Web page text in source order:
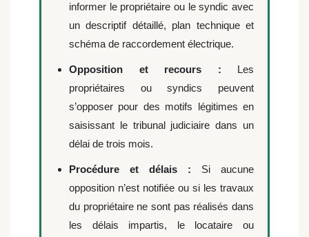
informer le propriétaire ou le syndic avec
un descriptif détaillé, plan technique et
schéma de raccordement électrique.
Opposition et recours : Les
propriétaires ou syndics peuvent
s’opposer pour des motifs légitimes en
saisissant le tribunal judiciaire dans un
délai de trois mois.
Procédure et délais : Si aucune
opposition n’est notifiée ou si les travaux
du propriétaire ne sont pas réalisés dans
les délais impartis, le locataire ou